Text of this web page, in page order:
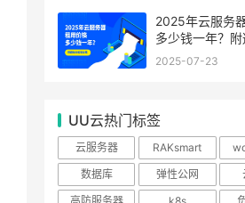
2025年云服务
多少钱一年？附
钱攻略
2025-07-23
UU云热门标签
云服务器 RAKsmart
数据库
弹性公网